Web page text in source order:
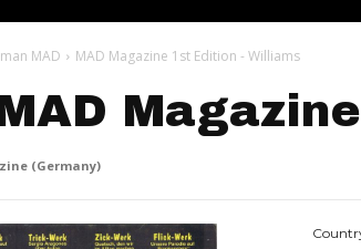
MAD MAD Magazine 1st Edition - Williams
(Germany)